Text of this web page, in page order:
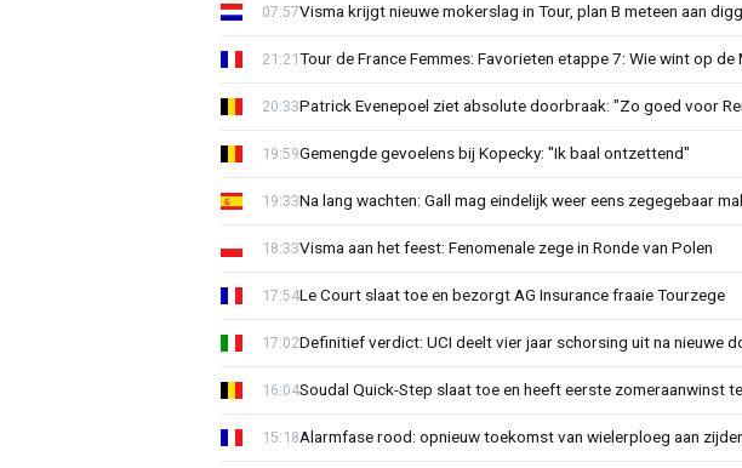
Visma krijgt nieuwe mokerslag in Tour, plan B meteen aan
07:57
Tour de France Femmes: Favorieten etappe 7: Wie wint op de
21:21
Patrick Evenepoel ziet absolute doorbraak: "Zo goed voor
20:33
Gemengde gevoelens bij Kopecky: "Ik baal ontzettend"
19:59
Na lang wachten: Gall mag eindelijk weer eens zegegebaar
19:33
Visma aan het feest: Fenomenale zege in Ronde van Polen
18:33
Le Court slaat toe en bezorgt AG Insurance fraaie Tourzege
17:54
Definitief verdict: UCI deelt vier jaar schorsing uit na nieuwe
17:02
Soudal Quick-Step slaat toe en heeft eerste zomeraanwinst
16:04
Alarmfase rood: opnieuw toekomst van wielerploeg aan
15:18